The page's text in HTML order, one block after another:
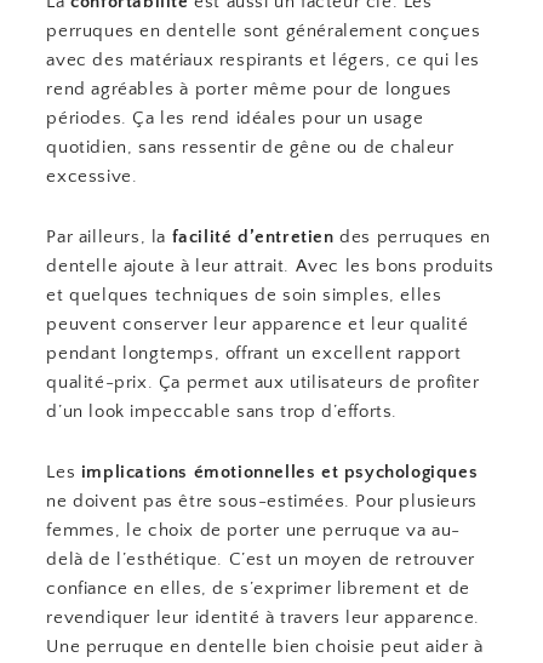
perruques en dentelle sont généralement conçues
avec des matériaux respirants et légers, ce qui les
rend agréables à porter même pour de longues
périodes. Ça les rend idéales pour un usage
quotidien, sans ressentir de gêne ou de chaleur
excessive.
Par ailleurs, la facilité d’entretien des perruques en
dentelle ajoute à leur attrait. Avec les bons produits
et quelques techniques de soin simples, elles
peuvent conserver leur apparence et leur qualité
pendant longtemps, offrant un excellent rapport
qualité-prix. Ça permet aux utilisateurs de profiter
d’un look impeccable sans trop d’efforts.
Les implications émotionnelles et psychologiques
ne doivent pas être sous-estimées. Pour plusieurs
femmes, le choix de porter une perruque va au-
delà de l’esthétique. C’est un moyen de retrouver
confiance en elles, de s’exprimer librement et de
revendiquer leur identité à travers leur apparence.
Une perruque en dentelle bien choisie peut aider à